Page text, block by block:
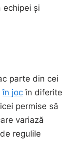
echipei și
parte din cei
în joc în diferite
permise să
variază
regulile